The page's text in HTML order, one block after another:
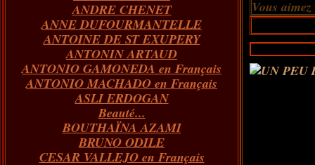
Janvier(60)
Février(68)
Janvier(86)
Mars(65)
Février(70)
Janvier(66)
Avril(76)
Mars(66)
Février(67)
Janvier(73)
Mai(82)
Avril(62)
Mars(66)
Février(55)
Janvier(43)
Juin(84)
Mai(89)
Avril(59)
Mars(73)
Février(54)
Janvier(51)
Juillet(72)
Juin(65)
Mai(97)
Avril(73)
Mars(100)
Février(146)
Janvier(124)
Août(40)
Juillet(31)
Juin(26)
ANDRE CHENET
ANNE DUFOURMANTELLE
ANTOINE DE ST EXUPERY
ANTONIN ARTAUD
ANTONIO GAMONEDA en Français
ANTONIO MACHADO en Français
ASLI ERDOGAN
Beauté...
BOUTHAÏNA AZAMI
BRUNO ODILE
CESAR VALLEJO en Français
Vous aimez